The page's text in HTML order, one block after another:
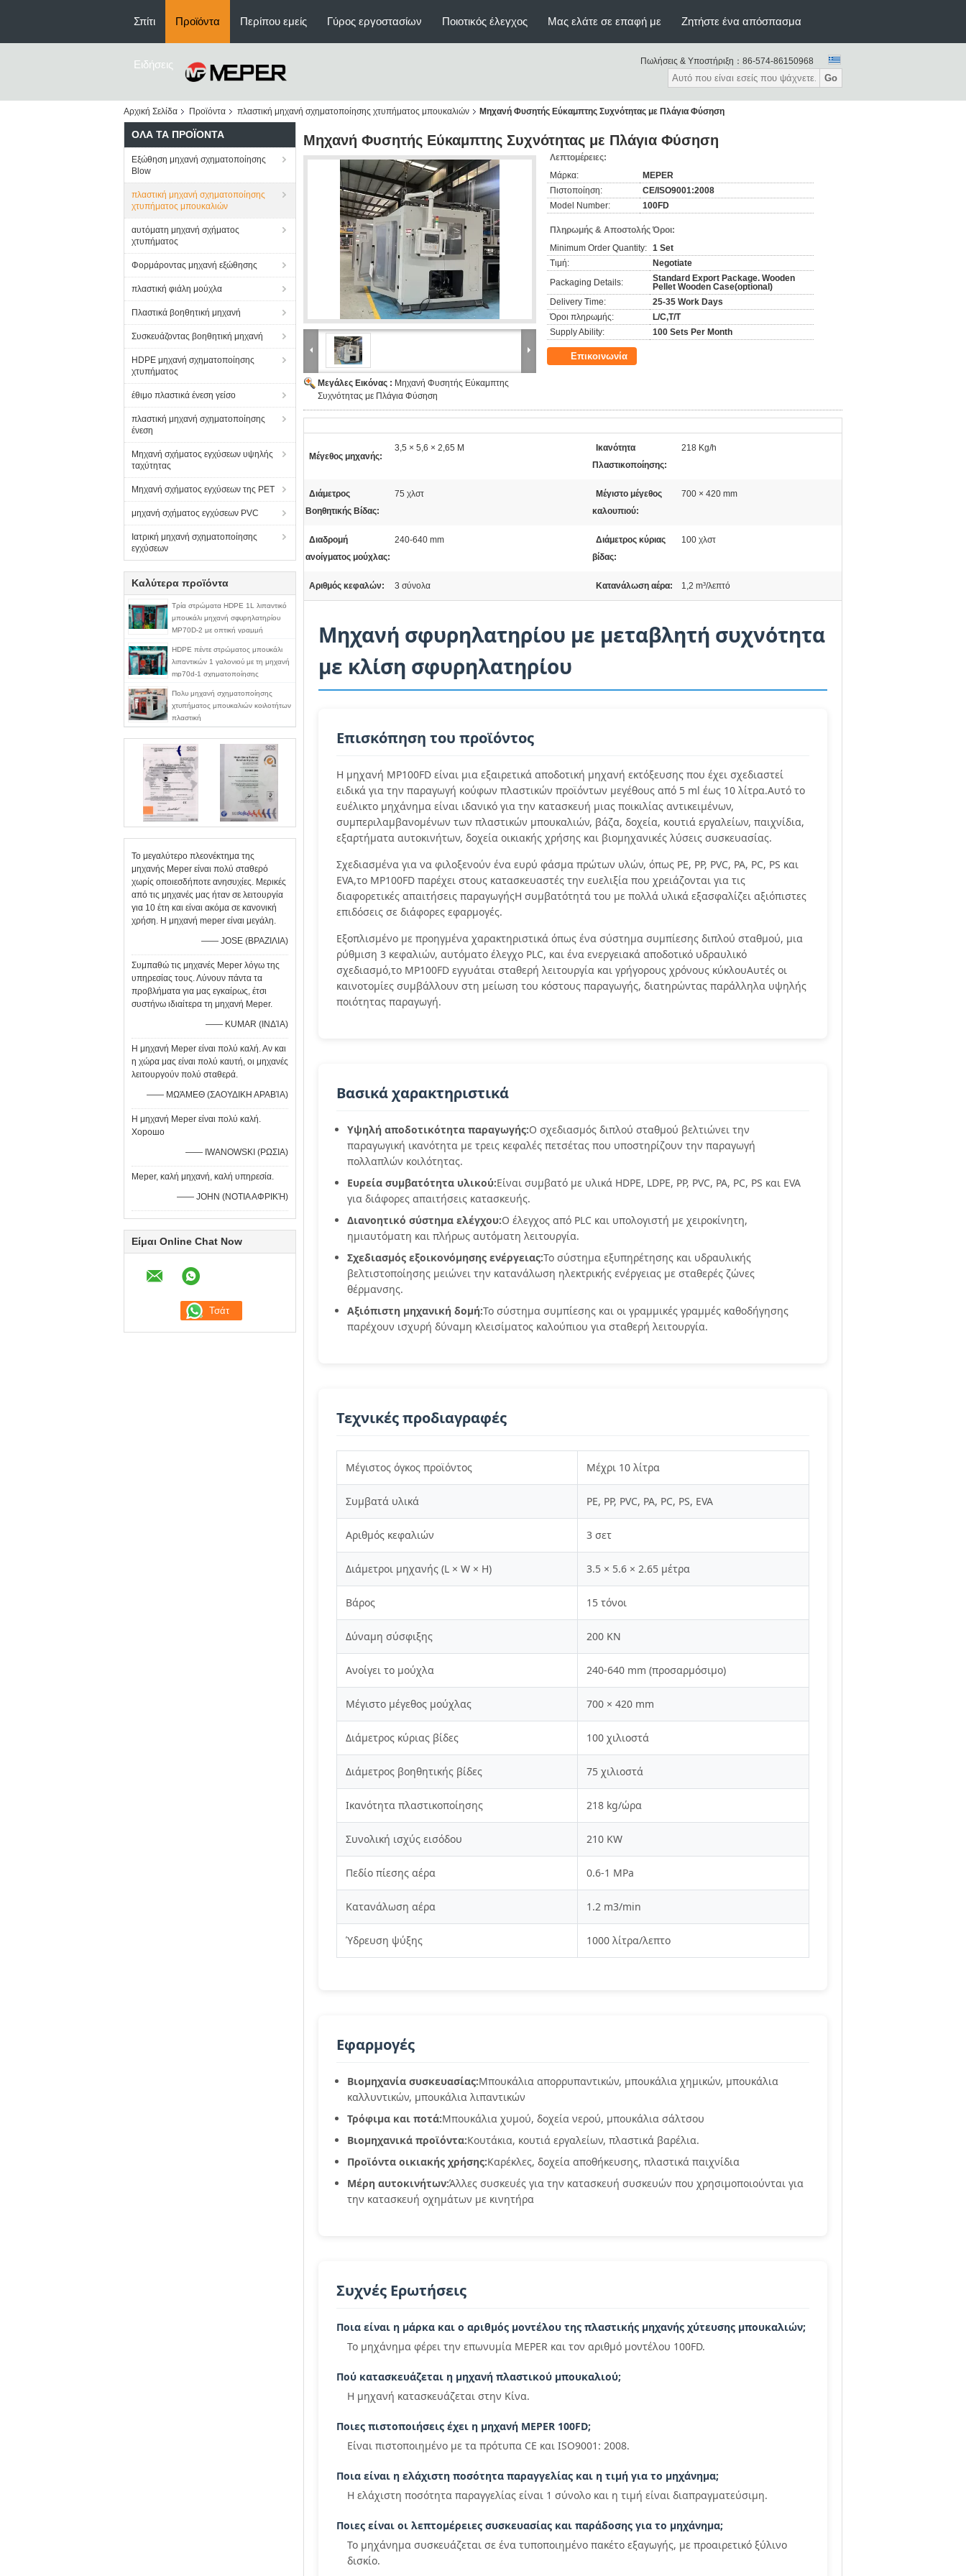
Σπίτι Προϊόντα Περίπου εμείς Γύρος εργοστασίων Ποιοτικός έλεγχος Μας ελάτε σε επαφή με Ζητήστε ένα απόσπασμα
Ειδήσεις Πωλήσεις & Υποστήριξη： 86-574-86150968
Go
Αρχική Σελίδα Προϊόντα πλαστική μηχανή σχηματοποίησης χτυπήματος μπουκαλιών Μηχανή Φυσητής Εύκαμπτης Συχνότητας με Πλάγια Φύσηση
ΌΛΑ ΤΑ ΠΡΟΪΌΝΤΑ
Εξώθηση μηχανή σχηματοποίησης
Blow
πλαστική μηχανή σχηματοποίησης
χτυπήματος μπουκαλιών
αυτόματη μηχανή σχήματος
χτυπήματος
Φορμάροντας μηχανή εξώθησης
πλαστική φιάλη μούχλα
Πλαστικά βοηθητική μηχανή
Συσκευάζοντας βοηθητική μηχανή
HDPE μηχανή σχηματοποίησης
χτυπήματος
έθιμο πλαστικά ένεση γείσο
πλαστική μηχανή σχηματοποίησης
ένεση
Μηχανή σχήματος εγχύσεων υψηλής
ταχύτητας
Μηχανή σχήματος εγχύσεων της PET
μηχανή σχήματος εγχύσεων PVC
Ιατρική μηχανή σχηματοποίησης
εγχύσεων
Καλύτερα προϊόντα
Τρία στρώματα HDPE 1L λιπαντικό
μπουκάλι μηχανή σφυρηλατηρίου
MP70D-2 με οπτική γραμμή
HDPE πέντε στρώματος μπουκάλι
λιπαντικών 1 γαλονιού με τη μηχανή
mp70d-1 σχηματοποίησης
άποψης
Πολυ μηχανή σχηματοποίησης
χτυπήματος μπουκαλιών κοιλοτήτων
πλαστική
Το μεγαλύτερο πλεονέκτημα της
μηχανής Meper είναι πολύ σταθερό
χωρίς οποιεσδήποτε ανησυχίες. Μερικές
από τις μηχανές μας ήταν σε λειτουργία
για 10 έτη και είναι ακόμα σε κανονική
χρήση. Η μηχανή meper είναι μεγάλη.
—— JOSE (ΒΡΑΖΙΛΙΑ)
Συμπαθώ τις μηχανές Meper λόγω της
υπηρεσίας τους. Λύνουν πάντα τα
προβλήματα για μας εγκαίρως, έτσι
συστήνω ιδιαίτερα τη μηχανή Meper.
—— KUMAR (ΙΝΔΊΑ)
Η μηχανή Meper είναι πολύ καλή. Αν και
η χώρα μας είναι πολύ καυτή, οι μηχανές
λειτουργούν πολύ σταθερά.
—— ΜΩΆΜΕΘ (ΣΑΟΥΔΙΚΗ ΑΡΑΒΊΑ)
Η μηχανή Meper είναι πολύ καλή.
Хорошо
—— IWANOWSKI (ΡΩΣΙΑ)
Meper, καλή μηχανή, καλή υπηρεσία.
—— JOHN (ΝΟΤΙΑ ΑΦΡΙΚΉ)
Είμαι Online Chat Now
Μηχανή Φυσητής Εύκαμπτης Συχνότητας με Πλάγια Φύσηση
Μεγάλες Εικόνας : Μηχανή Φυσητής Εύκαμπτης
Συχνότητας με Πλάγια Φύσηση
Λεπτομέρειες:
Μάρκα:
MEPER
Πιστοποίηση:
CE/ISO9001:2008
Model Number:
100FD
Πληρωμής & Αποστολής Όροι:
Minimum Order Quantity: 1 Set
Τιμή:
Negotiate
Packaging Details:
Standard Export Package. Wooden
Pellet Wooden Case(optional)
Delivery Time:
25-35 Work Days
Όροι πληρωμής:
L/C,T/T
Supply Ability:
100 Sets Per Month
Επικοινωνία
Μέγεθος μηχανής:
3,5 × 5,6 × 2,65 M
Ικανότητα
Πλαστικοποίησης:
218 Kg/h
Διάμετρος
Βοηθητικής Βίδας:
75 χλστ
Μέγιστο μέγεθος
καλουπιού:
700 × 420 mm
Διαδρομή
ανοίγματος μούχλας:
240-640 mm
Διάμετρος κύριας
βίδας:
100 χλστ
Αριθμός κεφαλών: 3 σύνολα Κατανάλωση αέρα: 1,2 m³/λεπτό
Μηχανή σφυρηλατηρίου με μεταβλητή συχνότητα
με κλίση σφυρηλατηρίου
Επισκόπηση του προϊόντος
Η μηχανή MP100FD είναι μια εξαιρετικά αποδοτική μηχανή εκτόξευσης που έχει σχεδιαστεί
ειδικά για την παραγωγή κούφων πλαστικών προϊόντων μεγέθους από 5 ml έως 10 λίτρα.Αυτό το
ευέλικτο μηχάνημα είναι ιδανικό για την κατασκευή μιας ποικιλίας αντικειμένων,
συμπεριλαμβανομένων των πλαστικών μπουκαλιών, βάζα, δοχεία, κουτιά εργαλείων, παιχνίδια,
εξαρτήματα αυτοκινήτων, δοχεία οικιακής χρήσης και βιομηχανικές λύσεις συσκευασίας.
Σχεδιασμένα για να φιλοξενούν ένα ευρύ φάσμα πρώτων υλών, όπως PE, PP, PVC, PA, PC, PS και
EVA,το MP100FD παρέχει στους κατασκευαστές την ευελιξία που χρειάζονται για τις
διαφορετικές απαιτήσεις παραγωγήςΗ συμβατότητά του με πολλά υλικά εξασφαλίζει αξιόπιστες
επιδόσεις σε διάφορες εφαρμογές.
Εξοπλισμένο με προηγμένα χαρακτηριστικά όπως ένα σύστημα συμπίεσης διπλού σταθμού, μια
ρύθμιση 3 κεφαλιών, αυτόματο έλεγχο PLC, και ένα ενεργειακά αποδοτικό υδραυλικό
σχεδιασμό,το MP100FD εγγυάται σταθερή λειτουργία και γρήγορους χρόνους κύκλουΑυτές οι
καινοτομίες συμβάλλουν στη μείωση του κόστους παραγωγής, διατηρώντας παράλληλα υψηλής
ποιότητας παραγωγή.
Βασικά χαρακτηριστικά
Υψηλή αποδοτικότητα παραγωγής:Ο σχεδιασμός διπλού σταθμού βελτιώνει την
παραγωγική ικανότητα με τρεις κεφαλές πετσέτας που υποστηρίζουν την παραγωγή
πολλαπλών κοιλότητας.
Ευρεία συμβατότητα υλικού:Είναι συμβατό με υλικά HDPE, LDPE, PP, PVC, PA, PC, PS και EVA
για διάφορες απαιτήσεις κατασκευής.
Διανοητικό σύστημα ελέγχου:Ο έλεγχος από PLC και υπολογιστή με χειροκίνητη,
ημιαυτόματη και πλήρως αυτόματη λειτουργία.
Σχεδιασμός εξοικονόμησης ενέργειας:Το σύστημα εξυπηρέτησης και υδραυλικής
βελτιστοποίησης μειώνει την κατανάλωση ηλεκτρικής ενέργειας με σταθερές ζώνες
θέρμανσης.
Αξιόπιστη μηχανική δομή:Το σύστημα συμπίεσης και οι γραμμικές γραμμές καθοδήγησης
παρέχουν ισχυρή δύναμη κλεισίματος καλούπιου για σταθερή λειτουργία.
Τεχνικές προδιαγραφές
Μέγιστος όγκος προϊόντος Μέχρι 10 λίτρα
Συμβατά υλικά PE, PP, PVC, PA, PC, PS, EVA
Αριθμός κεφαλιών 3 σετ
Διάμετροι μηχανής (L × W × H) 3.5 × 5.6 × 2.65 μέτρα
Βάρος 15 τόνοι
Δύναμη σύσφιξης 200 KN
Ανοίγει το μούχλα 240-640 mm (προσαρμόσιμο)
Μέγιστο μέγεθος μούχλας 700 × 420 mm
Διάμετρος κύριας βίδες 100 χιλιοστά
Διάμετρος βοηθητικής βίδες 75 χιλιοστά
Ικανότητα πλαστικοποίησης 218 kg/ώρα
Συνολική ισχύς εισόδου 210 KW
Πεδίο πίεσης αέρα 0.6-1 MPa
Κατανάλωση αέρα 1.2 m3/min
Ύδρευση ψύξης 1000 λίτρα/λεπτο
Εφαρμογές
Βιομηχανία συσκευασίας:Μπουκάλια απορρυπαντικών, μπουκάλια χημικών, μπουκάλια
καλλυντικών, μπουκάλια λιπαντικών
Τρόφιμα και ποτά:Μπουκάλια χυμού, δοχεία νερού, μπουκάλια σάλτσου
Βιομηχανικά προϊόντα:Κουτάκια, κουτιά εργαλείων, πλαστικά βαρέλια.
Προϊόντα οικιακής χρήσης:Καρέκλες, δοχεία αποθήκευσης, πλαστικά παιχνίδια
Μέρη αυτοκινήτων:Άλλες συσκευές για την κατασκευή συσκευών που χρησιμοποιούνται για
την κατασκευή οχημάτων με κινητήρα
Συχνές Ερωτήσεις
Ποια είναι η μάρκα και ο αριθμός μοντέλου της πλαστικής μηχανής χύτευσης μπουκαλιών;
Το μηχάνημα φέρει την επωνυμία MEPER και τον αριθμό μοντέλου 100FD.
Πού κατασκευάζεται η μηχανή πλαστικού μπουκαλιού;
Η μηχανή κατασκευάζεται στην Κίνα.
Ποιες πιστοποιήσεις έχει η μηχανή MEPER 100FD;
Είναι πιστοποιημένο με τα πρότυπα CE και ISO9001: 2008.
Ποια είναι η ελάχιστη ποσότητα παραγγελίας και η τιμή για το μηχάνημα;
Η ελάχιστη ποσότητα παραγγελίας είναι 1 σύνολο και η τιμή είναι διαπραγματεύσιμη.
Ποιες είναι οι λεπτομέρειες συσκευασίας και παράδοσης για το μηχάνημα;
Το μηχάνημα συσκευάζεται σε ένα τυποποιημένο πακέτο εξαγωγής, με προαιρετικό ξύλινο
δισκίο.